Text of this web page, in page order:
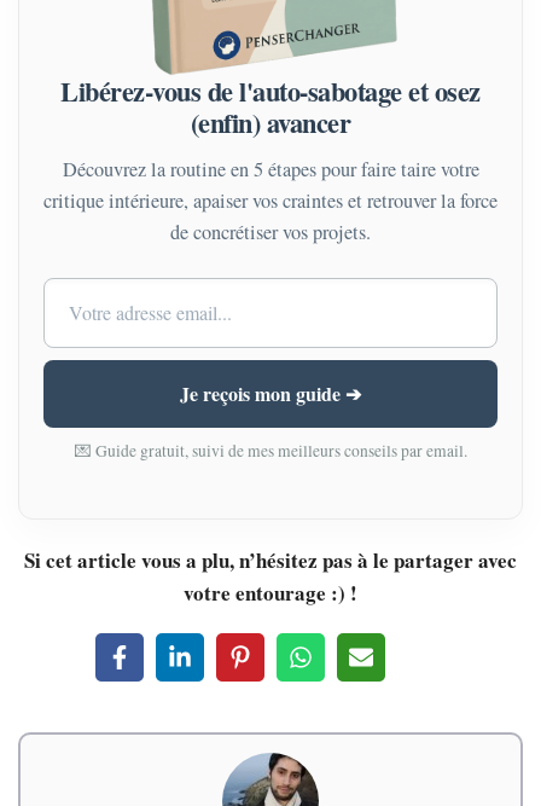
Libérez-vous de l'auto-sabotage et osez
(enfin) avancer
Découvrez la routine en 5 étapes pour faire taire votre
critique intérieure, apaiser vos craintes et retrouver la force
de concrétiser vos projets.
Je reçois mon guide ➔
💌 Guide gratuit, suivi de mes meilleurs conseils par email.
Si cet article vous a plu, n’hésitez pas à le partager avec
votre entourage :) !